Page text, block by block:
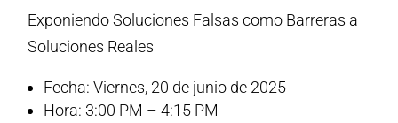
Exponiendo Soluciones Falsas como Barreras a
Soluciones Reales
Fecha: Viernes, 20 de junio de 2025
Hora: 3:00 PM – 4:15 PM